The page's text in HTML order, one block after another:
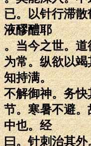
已。以针行滞
液醪醴耶
。当今之世。
为常。纵欲以
知持满。
不解御神。务
节。寒暑不避
中也。经
曰。针刺治其